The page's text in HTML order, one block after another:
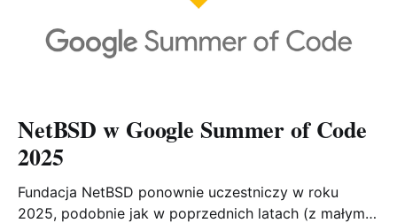
NetBSD w Google Summer of Code
2025
Fundacja NetBSD ponownie uczestniczy w roku
2025, podobnie jak w poprzednich latach (z małymi